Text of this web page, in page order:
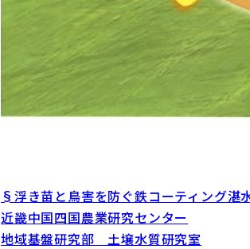
§浮き苗と鳥害を防ぐ鉄コーティング湛
近畿中国四国農業研究センター
地域基盤研究部 土壌水質研究室